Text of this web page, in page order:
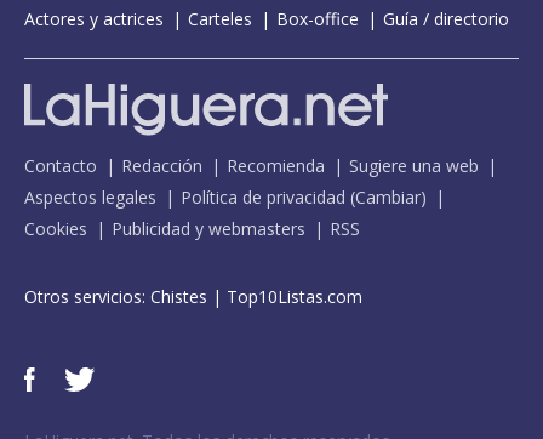
Actores y actrices
Carteles Box-office Guía / directorio
Contacto Redacción Recomienda
Sugiere una web
Aspectos legales
Política de privacidad (Cambiar)
Cookies
Publicidad y webmasters RSS
Otros servicios: Chistes | Top10Listas.com